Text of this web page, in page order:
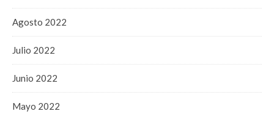
Agosto 2022
Julio 2022
Junio 2022
Mayo 2022